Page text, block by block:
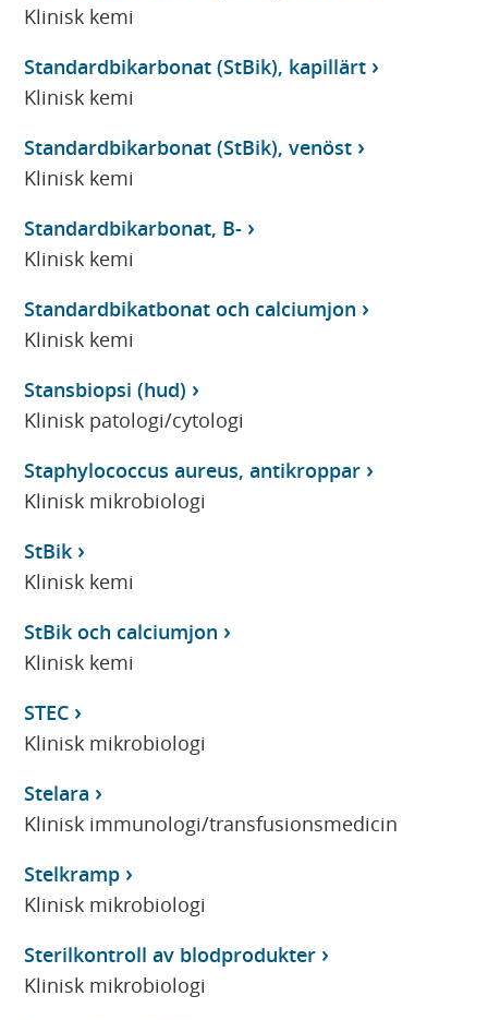
Klinisk kemi
Standardbikarbonat (StBik), kapillärt
Klinisk kemi
Standardbikarbonat (StBik), venöst
Klinisk kemi
Standardbikarbonat, B-
Klinisk kemi
Standardbikatbonat och calciumjon
Klinisk kemi
Stansbiopsi (hud)
Klinisk patologi/cytologi
Staphylococcus aureus, antikroppar
Klinisk mikrobiologi
StBik
Klinisk kemi
StBik och calciumjon
Klinisk kemi
STEC
Klinisk mikrobiologi
Stelara
Klinisk immunologi/transfusionsmedicin
Stelkramp
Klinisk mikrobiologi
Sterilkontroll av blodprodukter
Klinisk mikrobiologi